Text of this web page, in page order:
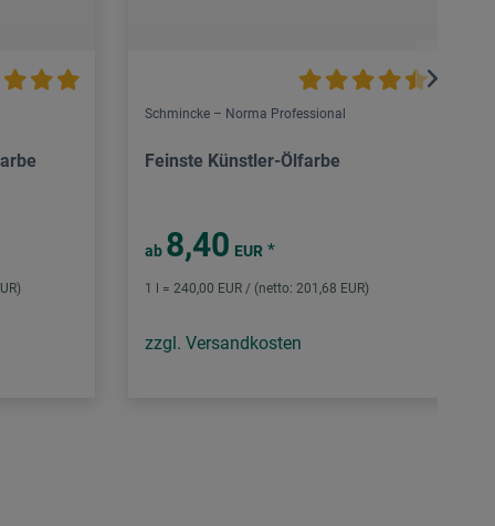
Schmincke – Norma Professional
Feinste Künstler-Ölfarbe
ab 8,40 EUR *
1 l = 240,00 EUR / (netto: 201,68 EUR)
zzgl. Versandkosten